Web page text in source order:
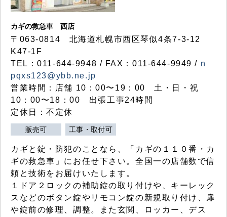
カギの救急車 西店
〒063-0814 北海道札幌市西区琴似4条7-3-12
K47-1F
TEL：011-644-9948 / FAX：011-644-9949 / n
pqxs123@ybb.ne.jp
営業時間：店舗 10：00〜19：00 土・日・祝
10：00〜18：00 出張工事24時間
定休日：不定休
販売可 工事・取付可
カギと錠・防犯のことなら、「カギの１１０番・カ
ギの救急車」にお任せ下さい。全国一の店舗数で信
頼と技術をお届けいたします。
１ドア２ロックの補助錠の取り付けや、キーレック
スなどのボタン錠やリモコン錠の新規取り付け、扉
や錠前の修理、調整。また玄関、ロッカー、デス